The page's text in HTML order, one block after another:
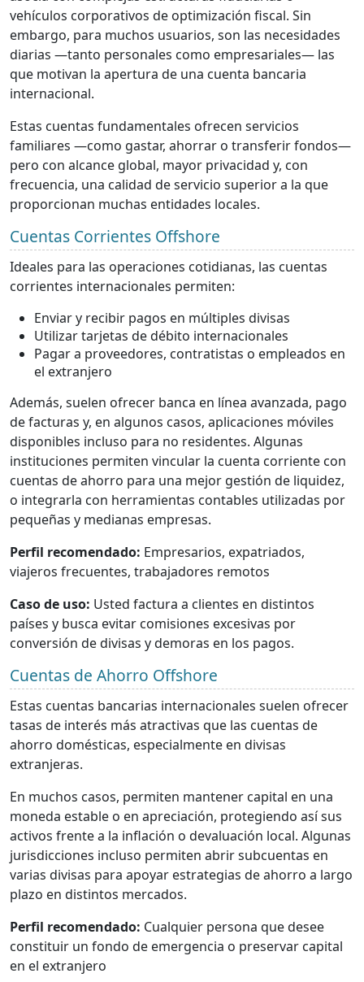
vehículos corporativos de optimización fiscal. Sin
embargo, para muchos usuarios, son las necesidades
diarias —tanto personales como empresariales— las
que motivan la apertura de una cuenta bancaria
internacional.
Estas cuentas fundamentales ofrecen servicios
familiares —como gastar, ahorrar o transferir fondos—
pero con alcance global, mayor privacidad y, con
frecuencia, una calidad de servicio superior a la que
proporcionan muchas entidades locales.
Cuentas Corrientes Offshore
Ideales para las operaciones cotidianas, las cuentas
corrientes internacionales permiten:
Enviar y recibir pagos en múltiples divisas
Utilizar tarjetas de débito internacionales
Pagar a proveedores, contratistas o empleados en
el extranjero
Además, suelen ofrecer banca en línea avanzada, pago
de facturas y, en algunos casos, aplicaciones móviles
disponibles incluso para no residentes. Algunas
instituciones permiten vincular la cuenta corriente con
cuentas de ahorro para una mejor gestión de liquidez,
o integrarla con herramientas contables utilizadas por
pequeñas y medianas empresas.
Perfil recomendado: Empresarios, expatriados,
viajeros frecuentes, trabajadores remotos
Caso de uso: Usted factura a clientes en distintos
países y busca evitar comisiones excesivas por
conversión de divisas y demoras en los pagos.
Cuentas de Ahorro Offshore
Estas cuentas bancarias internacionales suelen ofrecer
tasas de interés más atractivas que las cuentas de
ahorro domésticas, especialmente en divisas
extranjeras.
En muchos casos, permiten mantener capital en una
moneda estable o en apreciación, protegiendo así sus
activos frente a la inflación o devaluación local. Algunas
jurisdicciones incluso permiten abrir subcuentas en
varias divisas para apoyar estrategias de ahorro a largo
plazo en distintos mercados.
Perfil recomendado: Cualquier persona que desee
constituir un fondo de emergencia o preservar capital
en el extranjero